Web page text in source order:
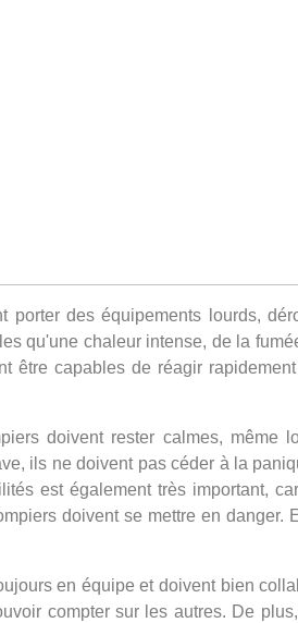
des équipements lourds,
qu'une chaleur intense, de la
être capables de réagir
doivent rester calmes, même
ils ne doivent pas céder à la
est également très important,
doivent se mettre en danger.
en équipe et doivent bien
compter sur les autres. De